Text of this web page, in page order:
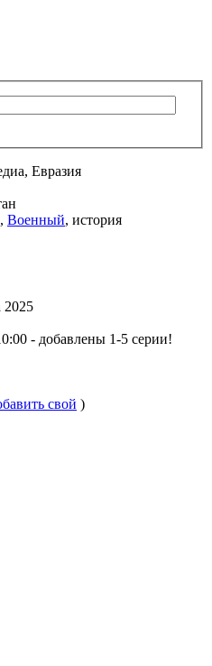
Евразия
, Военный, история
2025
- добавлены 1-5 серии!
свой )